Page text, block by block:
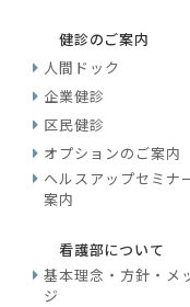
健診のご案内
人間ドック
企業健診
区民健診
オプションのご案内
ヘルスアップセミナ
案内
看護部について
基本理念・方針・メ
ジ